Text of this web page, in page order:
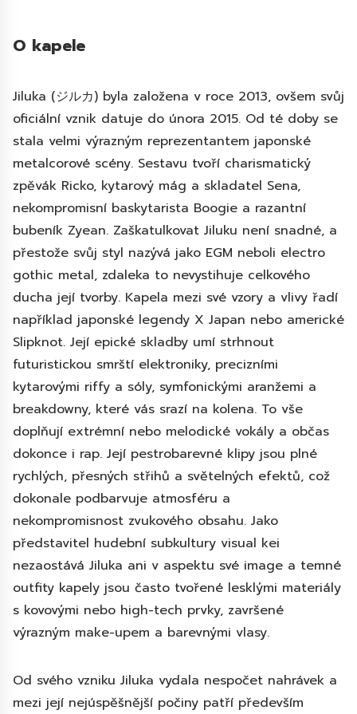
O kapele
Jiluka (ジルカ) byla založena v roce 2013, ovšem svůj
oficiální vznik datuje do února 2015. Od té doby se
stala velmi výrazným reprezentantem japonské
metalcorové scény. Sestavu tvoří charismatický
zpěvák Ricko, kytarový mág a skladatel Sena,
nekompromisní baskytarista Boogie a razantní
bubeník Zyean. Zaškatulkovat Jiluku není snadné, a
přestože svůj styl nazývá jako EGM neboli electro
gothic metal, zdaleka to nevystihuje celkového
ducha její tvorby. Kapela mezi své vzory a vlivy řadí
například japonské legendy X Japan nebo americké
Slipknot. Její epické skladby umí strhnout
futuristickou smrští elektroniky, precizními
kytarovými riffy a sóly, symfonickými aranžemi a
breakdowny, které vás srazí na kolena. To vše
doplňují extrémní nebo melodické vokály a občas
dokonce i rap. Její pestrobarevné klipy jsou plné
rychlých, přesných střihů a světelných efektů, což
dokonale podbarvuje atmosféru a
nekompromisnost zvukového obsahu. Jako
představitel hudební subkultury visual kei
nezaostává Jiluka ani v aspektu své image a temné
outfity kapely jsou často tvořené lesklými materiály
s kovovými nebo high-tech prvky, završené
výrazným make-upem a barevnými vlasy.
Od svého vzniku Jiluka vydala nespočet nahrávek a
mezi její nejúspěšnější počiny patří především